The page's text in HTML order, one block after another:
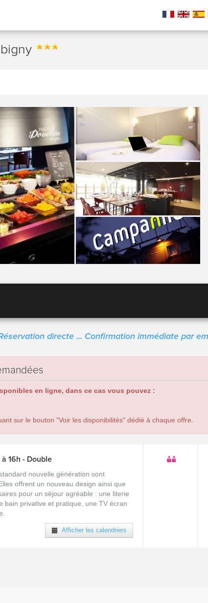
directe ... Confirmation immédiate par
en ligne, dans ce cas vous pouvez :
sur le bouton "Voir les disponibilités" dédié à chaque offre.
16h - Double
nouvelle génération sont
offrent un nouveau design ainsi que
pour un séjour agréable : une literie
bain privative et pratique, une TV écran
Afficher les calendriers